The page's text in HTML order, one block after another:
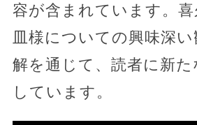
容が含まれています。
皿様についての興味深
解を通じて、読者に新た
しています。